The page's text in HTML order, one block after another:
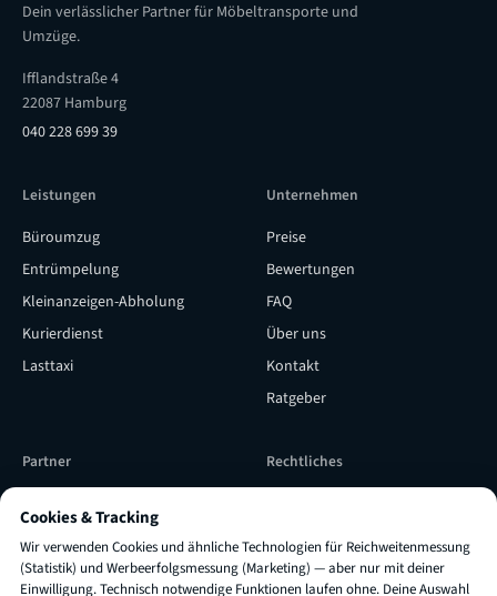
Dein verlässlicher Partner für Möbeltransporte und
Umzüge.
Ifflandstraße 4
22087 Hamburg
040 228 699 39
Leistungen
Büroumzug
Entrümpelung
Kleinanzeigen-Abholung
Kurierdienst
Lasttaxi
Unternehmen
Preise
Bewertungen
FAQ
Über uns
Kontakt
Ratgeber
Partner
Subunternehmer Login
TRUXI als Lieferpartner
Rechtliches
Impressum
AGB
Cookies & Tracking
Wir verwenden Cookies und ähnliche Technologien für Reichweitenmessung
(Statistik) und Werbeerfolgsmessung (Marketing) — aber nur mit deiner
Einwilligung. Technisch notwendige Funktionen laufen ohne. Deine Auswahl